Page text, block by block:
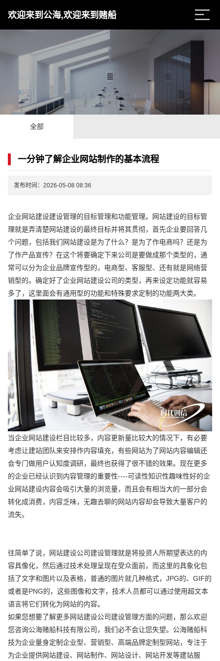
欢迎来到公海,欢迎来到赌船
全部
一分钟了解企业网站制作的基本流程
发布时间：2026-05-08 08:36
企业网站建设建设管理的目标管理和功能管理。网站建设的目标管
理就是弄清楚网站建设的最终目标并将其贯彻，首先企业要回答几
个问题，包括我们网站建设是为了什么？是为了作电商吗？还是为
了作产品宣传？在这个将要确定下来公司是要做成那个类型的，通
常可以分为企业品牌宣传型的，电商型、客服型、还有就是网络营
销型的。确定好了企业网站建设公司的类型，再来设定功能就容易
多了，这里面会有通用型的功能和特殊要求定制的功能两大类。
当企业网站建设栏目比较多，内容更新量比较大的情况下，有必要
考虑让建站团队来安排作内容填充，有些网站为了网站内容编辑还
会专门做用户认知度调研，最终也获得了很不错的效果。现在更多
的企业已经认识到内容管理的重要性----可读性知识性趣味性好的企
业网站建设内容会吸引大量的浏览量，而且会有相当大的一部分会
转化成消费，内容乏味，无趣去聊的网站内容却会导致大量客户的
流失。
往简单了说，网站建设公司建设管理就是将投资人所期望表达的内
容具像化，然后通过技术处理呈现在受众面前，而这里的具象化包
括了文字和图片以及表格，普通的图片就几种格式，JPG的、GIF的
或者是PNG的，这些图像和文字，技术人员都可以通过使用超文本
语言将它们转化为网站的内容。
如果您想要了解更多网站建设公司建设管理方面的问题，那么欢迎
您咨询公海赌船科技有限公司，我们必不会让您失望。公海赌船科
技为企业量身定制企业型、营销型、高端品牌定制型网站，专注于
为企业提供网站建设、网站制作、网站设计、网站开发等建站服